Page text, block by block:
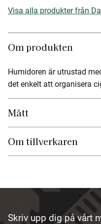
Visa alla produkter från
Om produkten
Humidoren är utrustad
det enkelt att organisera
Mått
Om tillverkaren
Skriv upp dig på vårt